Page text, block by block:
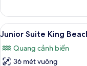
Presidential
Suite
1
Bed
Xem
tất
cả
ảnh
4
Junior Suite King
Quang cảnh biển
36 mét vuông